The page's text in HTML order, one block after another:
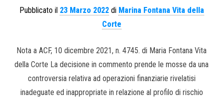
Pubblicato il 23 Marzo 2022di Marina Fontana Vita della
Corte
Nota a ACF, 10 dicembre 2021, n. 4745. di Maria Fontana Vita
della Corte La decisione in commento prende le mosse da una
controversia relativa ad operazioni finanziarie rivelatisi
inadeguate ed inappropriate in relazione al profilo di rischio